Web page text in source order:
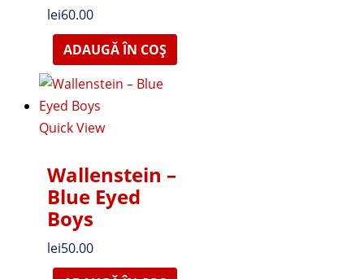
lei60.00
ADAUGĂ ÎN COȘ
Quick View
Wallenstein –
Blue Eyed
Boys
lei50.00